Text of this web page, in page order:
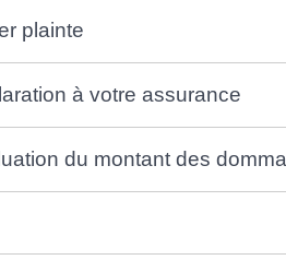
plainte
à votre assurance
du montant des